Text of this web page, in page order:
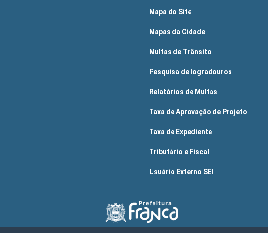
Mapa do Site
Mapas da Cidade
Multas de Trânsito
Pesquisa de logradouros
Relatórios de Multas
Taxa de Aprovação de Projeto
Taxa de Expediente
Tributário e Fiscal
Usuário Externo SEI